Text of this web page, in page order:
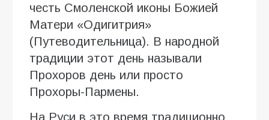
честь Смоленской иконы Божией
Матери «Одигитрия»
(Путеводительница). В народной
традиции этот день называли
Прохоров день или просто
Прохоры-Пармены.
На Руси в это время традиционно